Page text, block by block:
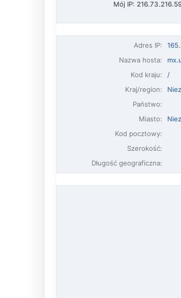
Mój IP:
Adres IP:
Nazwa hosta:
Kod kraju:
/
Kraj/region:
Państwo:
Miasto:
Kod pocztowy:
Szerokość:
Długość geograficzna: